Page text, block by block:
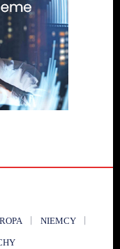
NIEMCY